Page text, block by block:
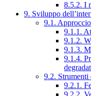
8.5.2. I
9. Sviluppo
9.1.
9.1.1.
9.1.2.
9.1.3.
9.1.4.
9.2.
9.2.1.
9.2.2.